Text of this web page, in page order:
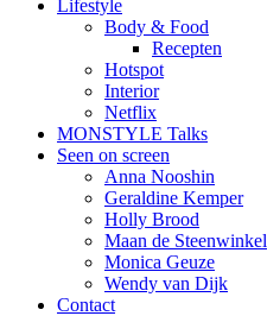
Lifestyle
Body & Food
Recepten
Hotspot
Interior
Netflix
MONSTYLE Talks
Seen on screen
Anna Nooshin
Geraldine Kemper
Holly Brood
Maan de Steenwinkel
Monica Geuze
Wendy van Dijk
Contact